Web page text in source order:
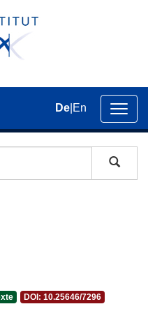
der
De En
DOI: 10.25646/7296